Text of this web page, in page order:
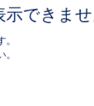
示できま